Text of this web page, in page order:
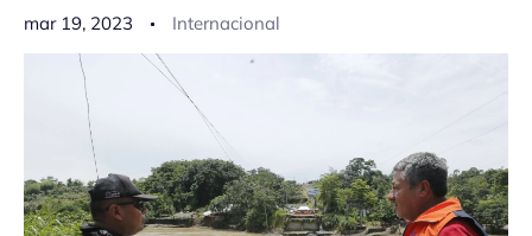
mar 19, 2023 Internacional